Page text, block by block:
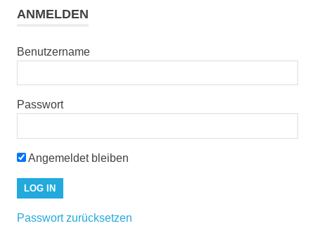
ANMELDEN
Benutzername
Passwort
Angemeldet bleiben
Passwort zurücksetzen